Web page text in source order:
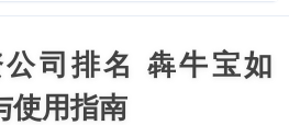
司排名 犇牛宝如
使用指南